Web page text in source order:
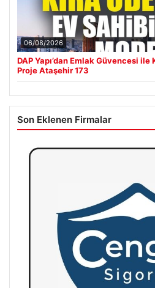
06/08/2026
DAP Yapı’dan Emlak Güvencesi
Proje Ataşehir 173
Son Eklenen Firmalar